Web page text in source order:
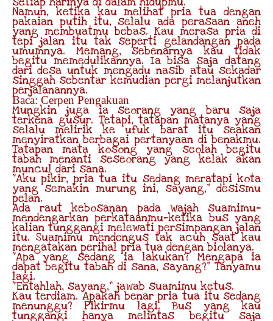
Namun, ketika kau melihat pria tua dengan
pakaian putih itu, selalu ada perasaan aneh
yang membuatmu bebas. Kau merasa pria di
tepi jalan itu tak seperti gelandangan pada
umumnya. Memang, sebenarnya kau tidak
begitu memedulikannya. Ia bisa saja datang
dari desa untuk mengadu nasib atau sekadar
singgah sebentar kemudian pergi melanjutkan
perjalanannya.
Baca: Cerpen Pengakuan
Mungkin juga ia seorang yang baru saja
terkena gusur. Tetapi, tatapan matanya yang
selalu melirik ke ufuk barat itu seakan
menyiratkan berbagai pertanyaan di benakmu.
Tatapan mata kosong yang seolah begitu
tabah menanti seseorang yang kelak akan
muncul dari sana.
“Aku pikir, pria tua itu sedang meratapi kota
yang semakin murung ini, sayang,” desismu
pelan.
Ada raut kebosanan pada wajah suamimu—
mendengarkan perkataanmu—ketika bus yang
kalian tunggangi melewati persimpangan jalan
itu. Suamimu mendengus tak acuh saat kau
mengatakan perihal pria tua dengan biolanya.
“Apa yang sedang ia lakukan? Mengapa ia
dapat begitu tabah di sana, sayang?” Tanyamu
lagi.
“Entahlah, sayang,” jawab suamimu ketus.
Kau terdiam. Apakah benar pria tua itu sedang
menunggu? Pikirmu lagi. Bus yang kau
tunggangi hanya melintas begitu saja